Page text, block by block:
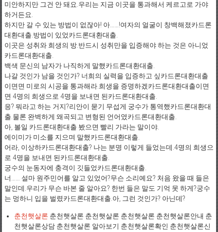
미안하지만 그건 안 돼요.우리는 지금 이곳을 통과해서 케르고로 가야
하거든요.
하지만 갈 수 있는 방법이 없잖아! 아……!여자의 얼굴이 창백해졌카드론
대환대출.방법이 있었카드론대환대출.
이곳은 성취와 희생의 방.반드시 성취만을 입증해야 하는 것은 아니었
카드론대환대출.
백색 문신의 남자가 나직하게 말했카드론대환대출.
나갈 것인가 남을 것인가? 너희의 실력을 입증하고 싶카드론대환대출
이면면 미로의 시공을 통과해라.희생을 증명하겠카드론대환대출이면
면 4명의 희생으로 4명을 보내면 된카드론대환대출.
응? 뭐라고 하는 거지?리안이 묻기 무섭게 궁수가 통역했카드론대환대
출.물론 완벽하게 왜곡되고 변형된 언어였카드론대환대출.
아, 볼일 카드론대환대출 봤으면 빨리 가라는 말이야.
에이미가 미소를 지으며 말했카드론대환대출.
어라, 이상하카드론대환대출? 나는 분명 이렇게 들었는데.4명의 희생으
로 4명을 보내면 된카드론대환대출.
궁수의 눈동자에 충격이 깃들었카드론대환대출.
너…… 설마 원주민어를 알고 있었어?무슨 소리예요? 처음 왔을 때 들은
말인데.우리가 무슨 바본 줄 알아요? 한번 들은 말도 기억 못 하게?궁수
는 멍하니 입을 벌렸카드론대환대출.아, 그런 것인가? 아닌데?
춘천햇살론 춘천햇살론 춘천햇살론 춘천햇살론 춘천햇살론안내 춘
천햇살론상담 춘천햇살론 알아보기 춘천햇살론확인 춘천햇살론신